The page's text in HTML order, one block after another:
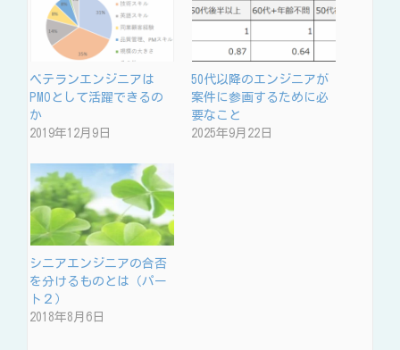
ベテランエンジニアは
PMOとして活躍できるの
か
2019年12月9日
50代以降のエンジニアが
案件に参画するために必
要なこと
2025年9月22日
シニアエンジニアの合否
を分けるものとは（パー
ト２）
2018年8月6日